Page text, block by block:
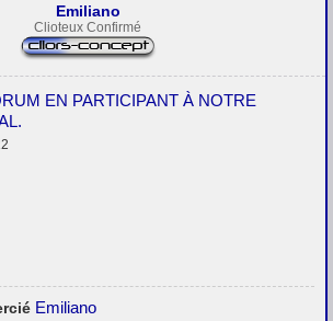
Emiliano
Clioteux Confirmé
Emiliano